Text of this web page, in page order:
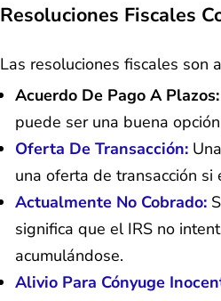
Resoluciones Fiscales
Las resoluciones fiscales son
Acuerdo De Pago A Plazos:
puede ser una buena
Oferta De Transacción:
una oferta de transacción
Actualmente No Cobrado:
significa que el IRS no
acumulándose.
Alivio Para Cónyuge